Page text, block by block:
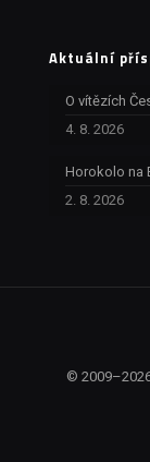
Aktuální
O vítězích
4. 8. 2026
Horokolo na
2. 8. 2026
©